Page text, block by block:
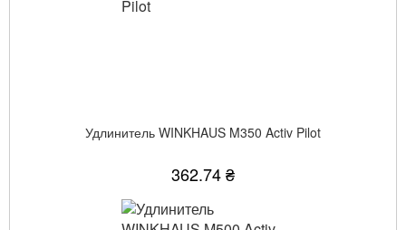
Удлинитель WINKHAUS M350 Activ Pilot
362.74 ₴